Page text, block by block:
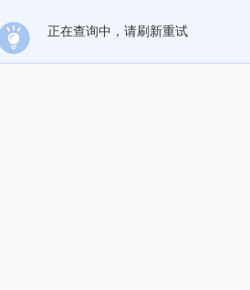
正在查询中，请刷新重试